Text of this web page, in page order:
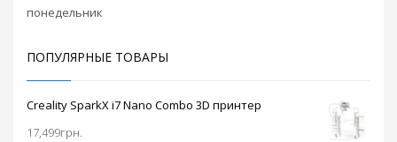
хотэнд греется до
время как второй
способен
нагреваться до 420
градусов. Все это, а
также платформа с
возможностью
понедельник
ПОПУЛЯРНЫЕ ТОВАРЫ
Creality SparkX i7 Nano Combo 3D принтер
17,499грн.